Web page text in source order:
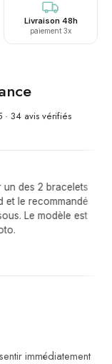
Livraison 48h
paiement 3x
· 34 avis vérifiés
des 2 bracelets
le recommandé
Le modèle est
immédiatement